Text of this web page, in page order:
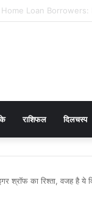
in Men:
राशिफल दिलचस्प
श्रॉफ का रिश्ता, वजह है ये